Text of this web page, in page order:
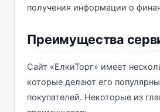
получения информации о
Преимущества
Сайт «ЕлкиТорг» имеет
которые делают его
покупателей. Некоторые из